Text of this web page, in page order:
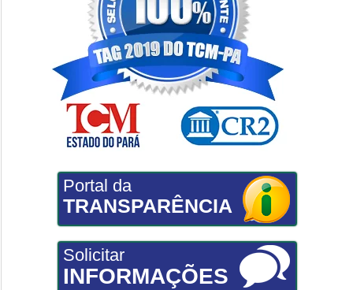
Portal da
TRANSPARÊNCIA
Solicitar
INFORMAÇÕES